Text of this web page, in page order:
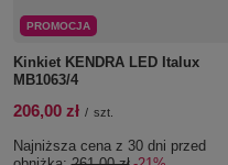
PROMOCJA
Kinkiet KENDRA LED Italux
MB1063/4
206,00 zł / szt.
Najniższa cena z 30 dni przed